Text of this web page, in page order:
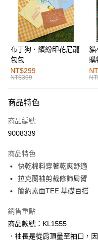
LINE Pay
街口支付
運送方式
全家取貨付款
每筆NT$60，滿NT$1,000(含
付款後全家取貨
萊爾富取貨付款
付款後萊爾富取貨
每筆NT$60，滿NT$1,000(含
7-11取貨付款
每筆NT$60，滿NT$1,000(含
付款後7-11取貨
每筆NT$60，滿NT$1,000(
布丁狗．繽紛印花尼龍
包包
NT$299
NT$399
貓
購
商品特色
商品編號
9008339
商品特色
快乾棉料穿著乾爽舒適
拉克蘭袖剪裁修飾肩臂
簡約素面TEE 基礎百搭
銷售重點
商品款號：KL1555
．袖長是從肩頂量至袖口，